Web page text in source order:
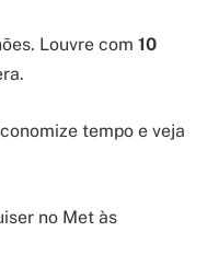
Louvre com 10
tempo e veja
no Met às